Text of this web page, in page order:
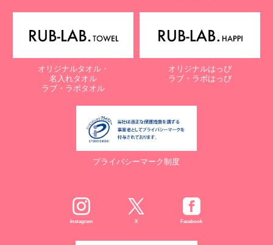
オリジナルタオル・
名入れタオル
ラブ・ラボタオル
オリジナルはっぴ
ラブ・ラボはっぴ
プライバシーマーク制度
Instagram X Facebook